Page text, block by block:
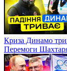
Криза Динамо
Перемоги